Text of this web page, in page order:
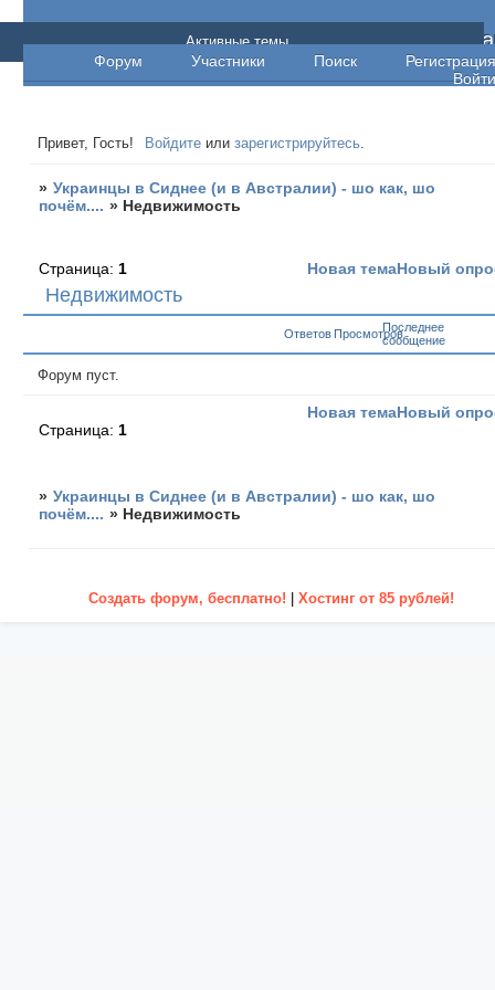
Украинцы в Сиднее (и в Австралии) - шо
шо почём....
Форум Участники Поиск
Регистрация
Войти
Активные темы
Привет, Гость! Войдите илизарегистрируйтесь.
» Украинцы в Сиднее (и в Австралии) - шо как, шо
почём.... » Недвижимость
Недвижимость
Страница:1 Новая темаНовый
Ответов ПросмотровПоследнее
сообщение
Форум пуст.
Новая темаНовый
Страница: 1
» Украинцы в Сиднее (и в Австралии) - шо как, шо
почём.... » Недвижимость
Создать форум, бесплатно! Хостинг от 85 рублей!